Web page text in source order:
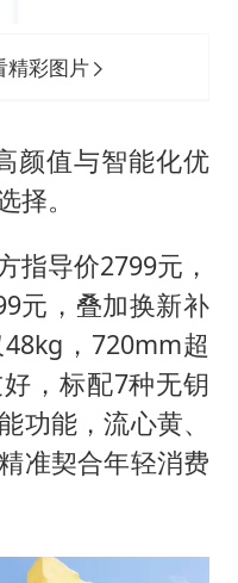
精彩图片
颜值与智能化优
。
指导价2799元，
元，叠加换新补
，720mm超
，标配7种无钥
功能，流心黄、
准契合年轻消费